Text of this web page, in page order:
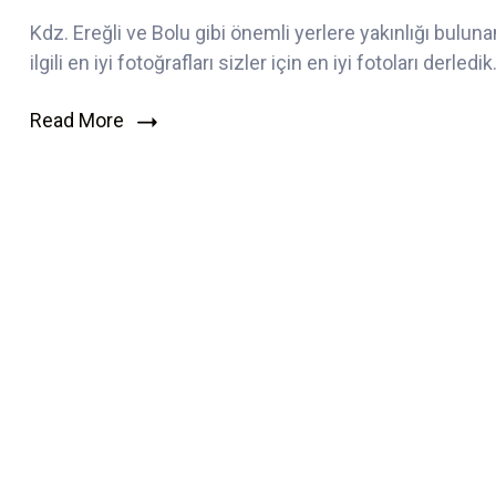
–
Düzce
Kdz. Ereğli ve Bolu gibi önemli yerlere yakınlığı
ilgili en iyi fotoğrafları sizler için en iyi fotoları derledik.
Read More